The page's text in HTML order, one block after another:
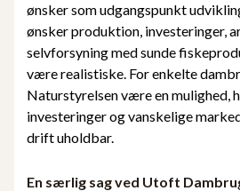
ønsker som udgangspunkt
ønsker produktion, investeringer,
selvforsyning med sunde
være realistiske. For enkelte
Naturstyrelsen være en mulighed,
investeringer og vanskelige
drift uholdbar.
En særlig sag ved Utoft